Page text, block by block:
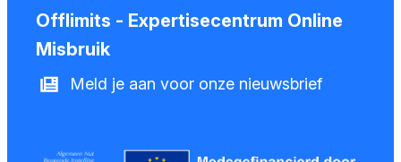
Offlimits - Expertisecentrum Online
Misbruik
Meld je aan voor onze nieuwsbrief